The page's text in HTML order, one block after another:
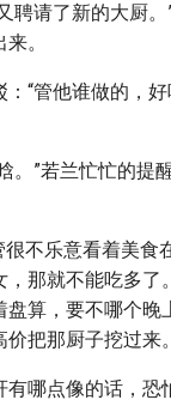
聘请了新的大厨
。
“管他谁做的，
。”若兰忙忙的提
不乐意看着美食
，那就不能吃多了
盘算，要不哪个晚
把那厨子挖过来。
有哪点像的话，恐